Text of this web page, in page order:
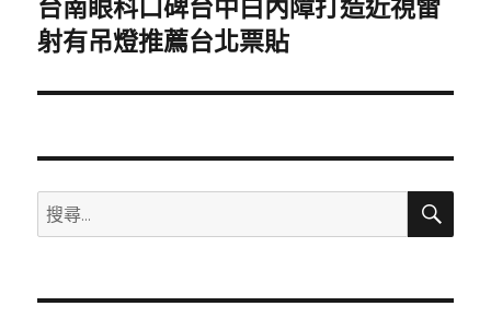
下
一
文
台南眼科口碑台中白內障打造近視雷
射有吊燈推薦台北票貼
搜
尋
鍵
搜